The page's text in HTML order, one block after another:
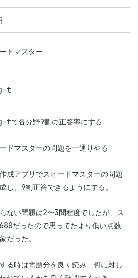
ドマスター
t
tで各分野9割の正答率にする
ドマスターの問題を一通りやる
成アプリでスピードマスターの問題
ない問題は2〜3問程度でしたが、ス
だったので思ってたより低い点数
だった。
る時は問題分を良く読み、何に対し